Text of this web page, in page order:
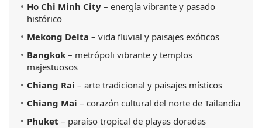
Ho Chi Minh City – energía vibrante y pasado
histórico
Mekong Delta – vida fluvial y paisajes exóticos
Bangkok – metrópoli vibrante y templos
majestuosos
Chiang Rai – arte tradicional y paisajes místicos
Chiang Mai – corazón cultural del norte de Tailandia
Phuket – paraíso tropical de playas doradas